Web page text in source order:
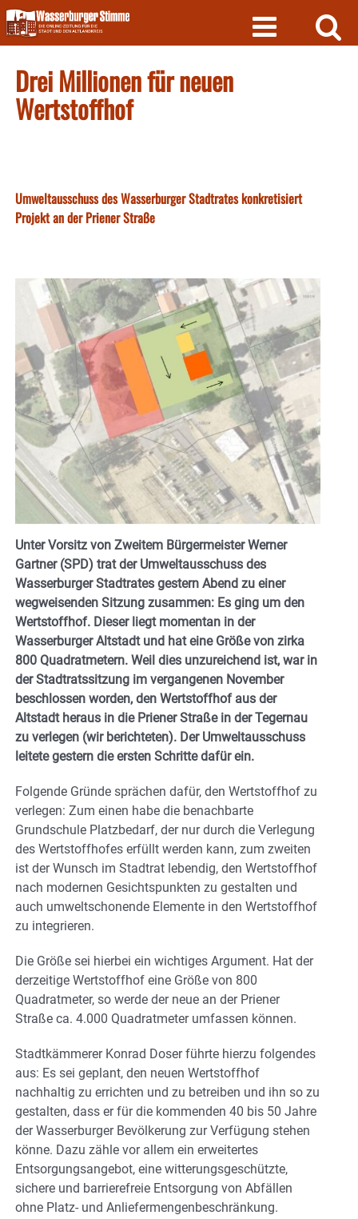
Skip
to
content
Drei Millionen für neuen
Wertstoffhof
Umweltausschuss des Wasserburger Stadtrates konkretisiert
Projekt an der Priener Straße
Unter Vorsitz von Zweitem Bürgermeister Werner
Gartner (SPD) trat der Umweltausschuss des
Wasserburger Stadtrates gestern Abend zu einer
wegweisenden Sitzung zusammen: Es ging um den
Wertstoffhof. Dieser liegt momentan in der
Wasserburger Altstadt und hat eine Größe von zirka
800 Quadratmetern. Weil dies unzureichend ist, war in
der Stadtratssitzung im vergangenen November
beschlossen worden, den Wertstoffhof aus der
Altstadt heraus in die Priener Straße in der Tegernau
zu verlegen (wir berichteten). Der Umweltausschuss
leitete gestern die ersten Schritte dafür ein.
Folgende Gründe sprächen dafür, den Wertstoffhof zu
verlegen: Zum einen habe die benachbarte
Grundschule Platzbedarf, der nur durch die Verlegung
des Wertstoffhofes erfüllt werden kann, zum zweiten
ist der Wunsch im Stadtrat lebendig, den Wertstoffhof
nach modernen Gesichtspunkten zu gestalten und
auch umweltschonende Elemente in den Wertstoffhof
zu integrieren.
Die Größe sei hierbei ein wichtiges Argument. Hat der
derzeitige Wertstoffhof eine Größe von 800
Quadratmeter, so werde der neue an der Priener
Straße ca. 4.000 Quadratmeter umfassen können.
Stadtkämmerer Konrad Doser führte hierzu folgendes
aus: Es sei geplant, den neuen Wertstoffhof
nachhaltig zu errichten und zu betreiben und ihn so zu
gestalten, dass er für die kommenden 40 bis 50 Jahre
der Wasserburger Bevölkerung zur Verfügung stehen
könne. Dazu zähle vor allem ein erweitertes
Entsorgungsangebot, eine witterungsgeschützte,
sichere und barrierefreie Entsorgung von Abfällen
ohne Platz- und Anliefermengenbeschränkung.